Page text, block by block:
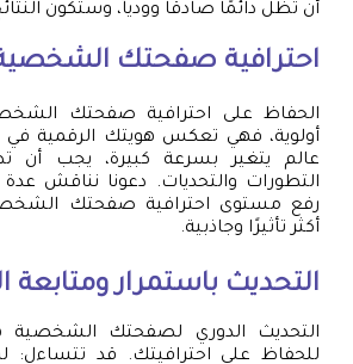
أن تظل دائمًا صادقًا وودياً، وستكون النتائج
احترافية صفحتك
الحفاظ على احترافية صفحتك
أولوية، فهي تعكس هويتك الرقمية في
عالم يتغير بسرعة كبيرة، يجب أن
التطورات والتحديات. دعونا نناقش
رفع مستوى احترافية صفحتك
أكثر تأثيرًا وجاذبية.
التحديث باستمرار ومتابعة
التحديث الدوري لصفحتك
للحفاظ على احترافيتك. قد تتساءل: